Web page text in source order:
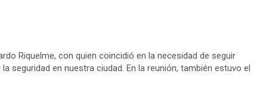
Riquelme, con quien coincidió en la necesidad de seguir
seguridad en nuestra ciudad. En la reunión, también estuvo el